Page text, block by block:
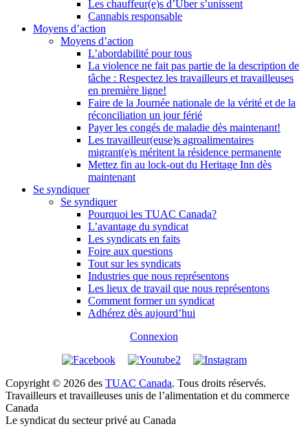
Les chauffeur(e)s d’Uber s’unissent
Cannabis responsable
Moyens d’action
Moyens d’action
L’abordabilité pour tous
La violence ne fait pas partie de la description de
tâche : Respectez les travailleurs et travailleuses
en première ligne!
Faire de la Journée nationale de la vérité et de la
réconciliation un jour férié
Payer les congés de maladie dès maintenant!
Les travailleur(euse)s agroalimentaires
migrant(e)s méritent la résidence permanente
Mettez fin au lock-out du Heritage Inn dès
maintenant
Se syndiquer
Se syndiquer
Pourquoi les TUAC Canada?
L’avantage du syndicat
Les syndicats en faits
Foire aux questions
Tout sur les syndicats
Industries que nous représentons
Les lieux de travail que nous représentons
Comment former un syndicat
Adhérez dès aujourd’hui
Connexion
Copyright © 2026 des TUAC Canada. Tous droits réservés.
Travailleurs et travailleuses unis de l’alimentation et du commerce
Canada
Le syndicat du secteur privé au Canada